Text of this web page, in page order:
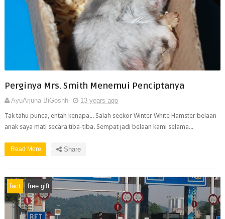
Perginya Mrs. Smith Menemui Penciptanya
AyuArjuna BiGoshh
13 years ago
Tak tahu punca, entah kenapa... Salah seekor Winter White Hamster belaan
anak saya mati secara tiba-tiba. Sempat jadi belaan kami selama...
Read More Share
fact free gift